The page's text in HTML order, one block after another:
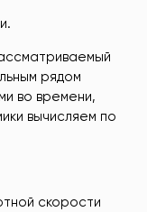
рядом
во времени,
вычисляем по
скорости